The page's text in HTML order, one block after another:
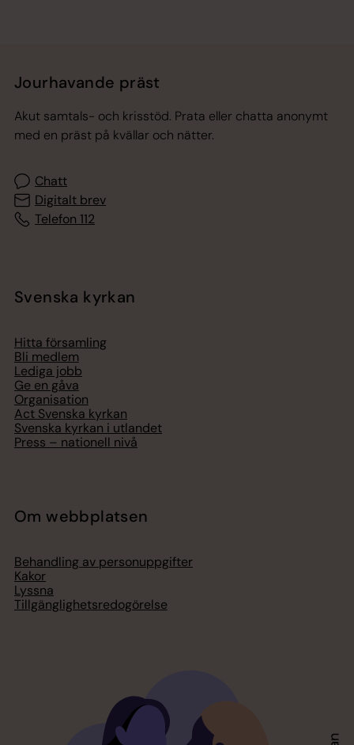
Jourhavande präst
Akut samtals- och krisstöd. Prata eller chatta anonymt
med en präst på kvällar och nätter.
Chatt
Digitalt brev
Telefon 112
Svenska kyrkan
Hitta församling
Bli medlem
Lediga jobb
Ge en gåva
Organisation
Act Svenska kyrkan
Svenska kyrkan i utlandet
Press – nationell nivå
Om webbplatsen
Behandling av personuppgifter
Kakor
Lyssna
Tillgänglighetsredogörelse